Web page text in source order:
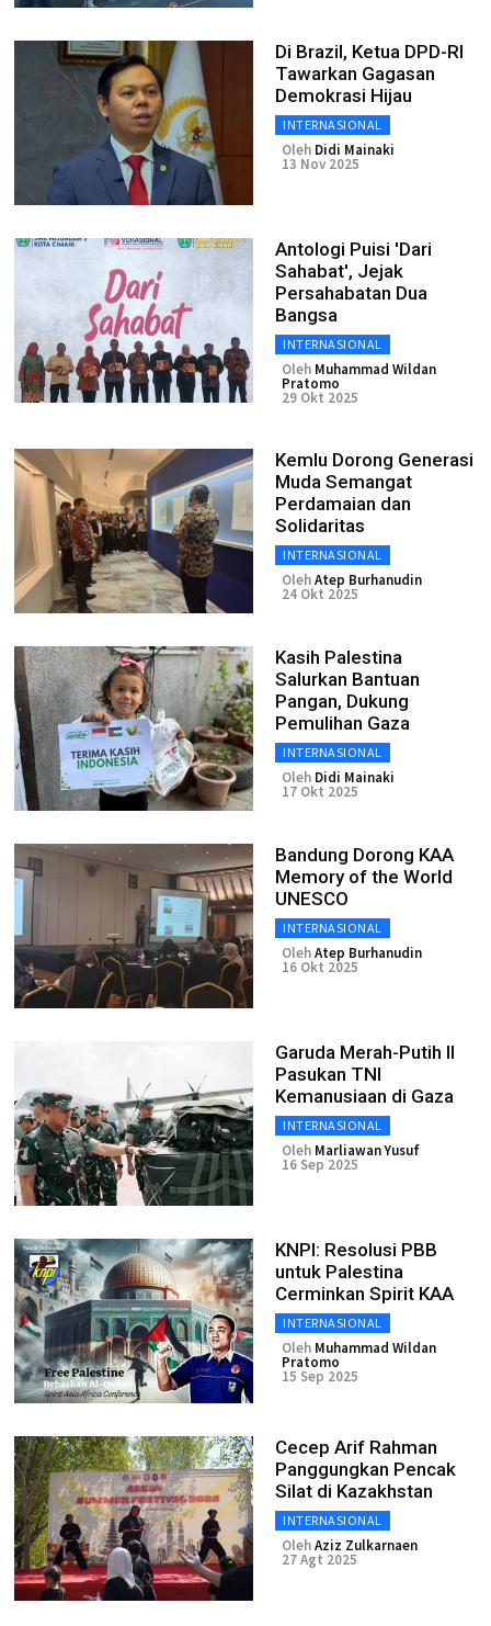
Di Brazil, Ketua DPD-RI
Tawarkan Gagasan
Demokrasi Hijau
INTERNASIONAL
Oleh Didi Mainaki
13 Nov 2025
Antologi Puisi 'Dari
Sahabat', Jejak
Persahabatan Dua
Bangsa
INTERNASIONAL
Oleh Muhammad Wildan
Pratomo
29 Okt 2025
Kemlu Dorong Generasi
Muda Semangat
Perdamaian dan
Solidaritas
INTERNASIONAL
OlehAtep Burhanudin
24 Okt 2025
Kasih Palestina
Salurkan Bantuan
Pangan, Dukung
Pemulihan Gaza
INTERNASIONAL
Oleh Didi Mainaki
17 Okt 2025
Bandung Dorong KAA
Memory of the World
UNESCO
INTERNASIONAL
OlehAtep Burhanudin
16 Okt 2025
Garuda Merah-Putih II
Pasukan TNI
Kemanusiaan di Gaza
INTERNASIONAL
Oleh Marliawan Yusuf
16 Sep 2025
KNPI: Resolusi PBB
untuk Palestina
Cerminkan Spirit KAA
INTERNASIONAL
Oleh Muhammad Wildan
Pratomo
15 Sep 2025
Cecep Arif Rahman
Panggungkan Pencak
Silat di Kazakhstan
INTERNASIONAL
OlehAziz Zulkarnaen
27 Agt 2025